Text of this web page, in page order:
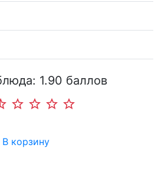
1.90 баллов
star_border star_border star_border star_border
В корзину